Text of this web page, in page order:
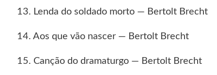
13. Lenda do soldado morto — Bertolt Brecht
14. Aos que vão nascer — Bertolt Brecht
15. Canção do dramaturgo — Bertolt Brecht